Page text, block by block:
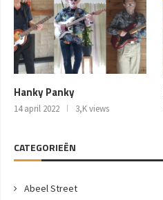
Hanky Panky
14 april 2022 3,K views
CATEGORIEËN
Abeel Street